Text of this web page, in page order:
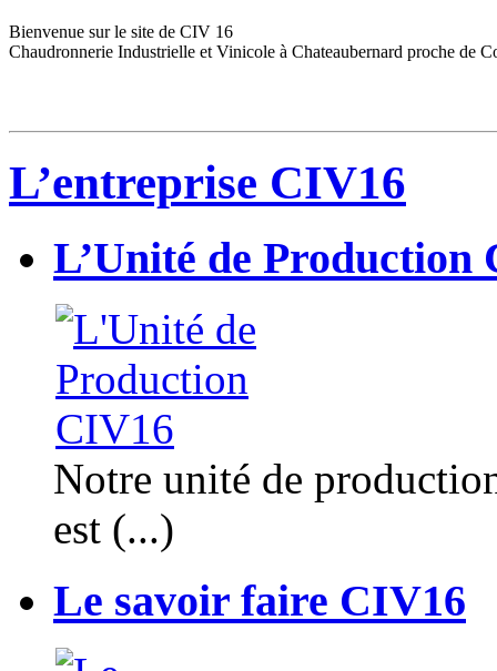
Bienvenue sur le site de CIV 16
Chaudronnerie Industrielle et Vinicole à Chateaubernard proche de
L’entreprise CIV16
L’Unité de Production
Notre unité de
est (...)
Le savoir faire CIV16